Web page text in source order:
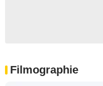
Filmographie